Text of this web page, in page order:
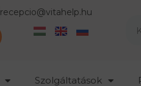
recepcio@vitahelp.hu
Szolgáltatások